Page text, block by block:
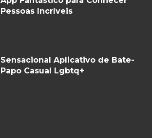
Pessoas Incríveis
Sensacional Aplicativo de Bate-
Papo Casual Lgbtq+